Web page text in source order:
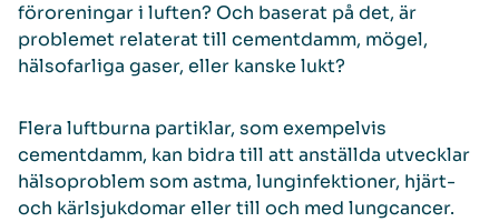
föroreningar i luften? Och baserat på det, är
problemet relaterat till cementdamm, mögel,
hälsofarliga gaser, eller kanske lukt?
Flera luftburna partiklar, som exempelvis
cementdamm, kan bidra till att anställda utvecklar
hälsoproblem som astma, lunginfektioner, hjärt-
och kärlsjukdomar eller till och med lungcancer.